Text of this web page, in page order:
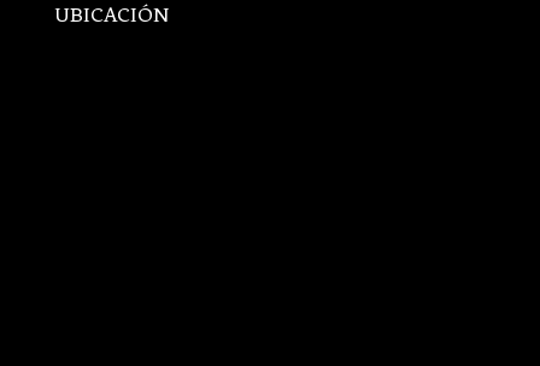
UBICACIÓN